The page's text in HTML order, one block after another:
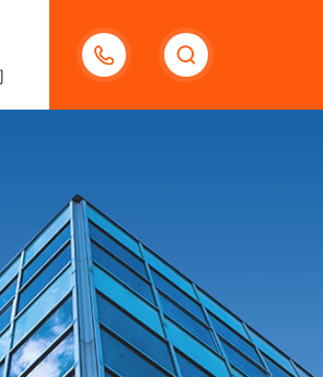
13132097161